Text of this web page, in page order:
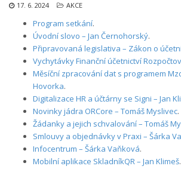
17. 6. 2024 AKCE
Program setkání.
Úvodní slovo – Jan Černohorský.
Připravovaná legislativa – Zákon o
Vychytávky Finanční účetnictví
Měsíční zpracování dat s programem
Hovorka.
Digitalizace HR a účtárny se Signi – Jan
Novinky jádra ORCore – Tomáš Myslivec.
Žádanky a jejich schvalování – Tomáš
Smlouvy a objednávky v Praxi – Šárka
Infocentrum – Šárka Vaňková.
Mobilní aplikace SkladníkQR – Jan Klimeš.